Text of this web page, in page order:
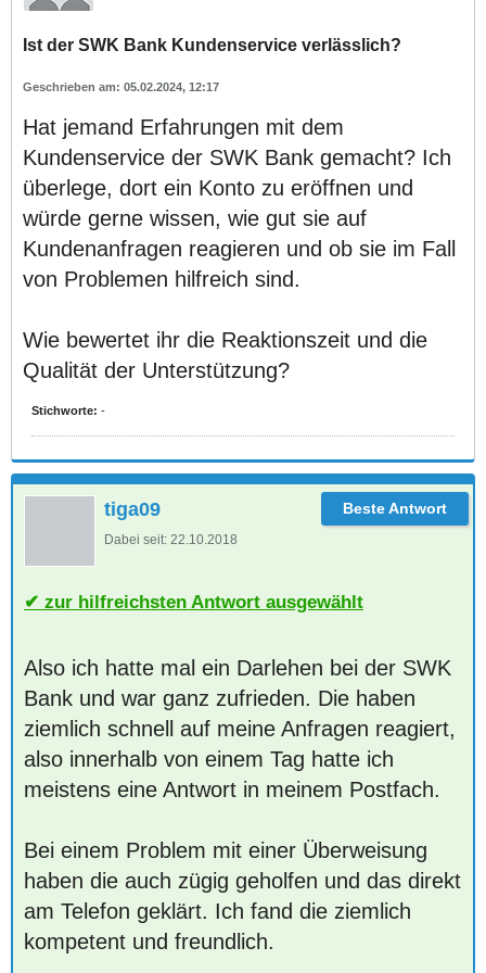
Ist der SWK Bank Kundenservice verlässlich?
05.02.2024, 12:17
Hat jemand Erfahrungen mit dem
Kundenservice der SWK Bank gemacht? Ich
überlege, dort ein Konto zu eröffnen und
würde gerne wissen, wie gut sie auf
Kundenanfragen reagieren und ob sie im Fall
von Problemen hilfreich sind.
Wie bewertet ihr die Reaktionszeit und die
Qualität der Unterstützung?
Stichworte: -
tiga09
Dabei seit: 22.10.2018
zur hilfreichsten Antwort ausgewählt
Also ich hatte mal ein Darlehen bei der SWK
Bank und war ganz zufrieden. Die haben
ziemlich schnell auf meine Anfragen reagiert,
also innerhalb von einem Tag hatte ich
meistens eine Antwort in meinem Postfach.
Bei einem Problem mit einer Überweisung
haben die auch zügig geholfen und das direkt
am Telefon geklärt. Ich fand die ziemlich
kompetent und freundlich.